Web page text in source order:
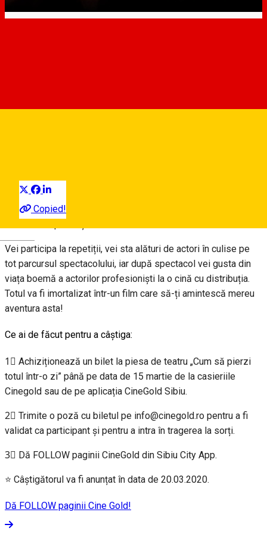
Copied!
Împreună cu CineGold vă oferim un premiu-experință: o zi în
culisele comediei „Cum să pierzi totul într-o zi”, ce se va juca
Vei participa la repetiții, vei sta alături de actori în culise pe
tot parcursul spectacolului, iar după spectacol vei gusta din
viața boemă a actorilor profesioniști la o cină cu distribuția.
Totul va fi imortalizat într-un film care să-ți amintescă mereu
aventura asta!
Ce ai de făcut pentru a câștiga:
1⃣ Achiziționează un bilet la piesa de teatru „Cum să pierzi
totul într-o zi” până pe data de 15 martie de la casieriile
Cinegold sau de pe aplicația CineGold Sibiu.
2⃣ Trimite o poză cu biletul pe info@cinegold.ro pentru a fi
validat ca participant și pentru a intra în tragerea la sorți.
3⃣ Dă FOLLOW paginii CineGold din Sibiu City App.
⭐ Câștigătorul va fi anunțat în data de 20.03.2020.
Dă FOLLOW paginii Cine Gold!